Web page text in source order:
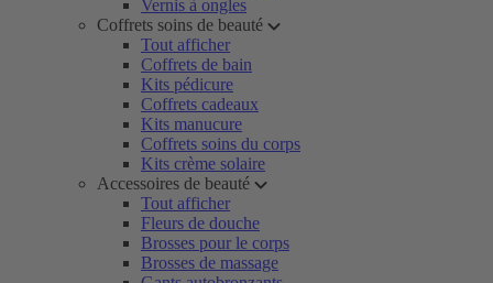
Vernis à ongles
Coffrets soins de beauté
Tout afficher
Coffrets de bain
Kits pédicure
Coffrets cadeaux
Kits manucure
Coffrets soins du corps
Kits crème solaire
Accessoires de beauté
Tout afficher
Fleurs de douche
Brosses pour le corps
Brosses de massage